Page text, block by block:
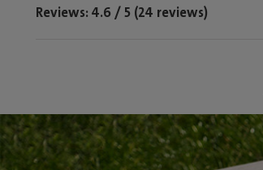
Reviews: 4.6 / 5 (24 reviews)